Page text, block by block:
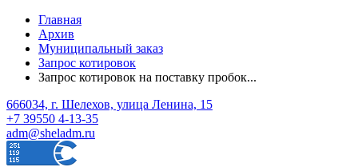
Главная
Архив
Муниципальный заказ
Запрос котировок
Запрос котировок на поставку пробок...
666034, г. Шелехов, улица Ленина, 15
+7 39550 4-13-35
adm@sheladm.ru